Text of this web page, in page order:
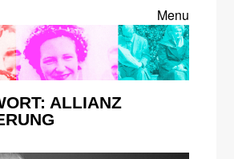
Menu
ALLIANZ